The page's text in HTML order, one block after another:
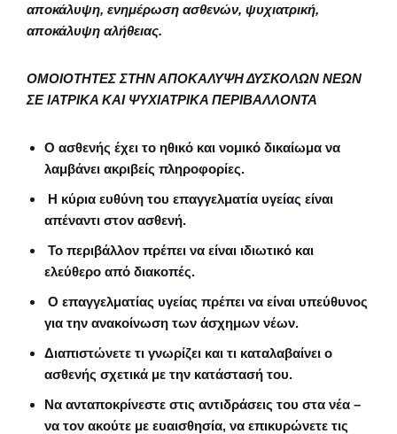
αποκάλυψη, ενημέρωση ασθενών, ψυχιατρική,
αποκάλυψη αλήθειας.
ΟΜΟΙΟΤΗΤΕΣ ΣΤΗΝ ΑΠΟΚΑΛΥΨΗ ΔΥΣΚΟΛΩΝ ΝΕΩΝ
ΣΕ ΙΑΤΡΙΚΑ ΚΑΙ ΨΥΧΙΑΤΡΙΚΑ ΠΕΡΙΒΑΛΛΟΝΤΑ
Ο ασθενής έχει το ηθικό και νομικό δικαίωμα να
λαμβάνει ακριβείς πληροφορίες.
Η κύρια ευθύνη του επαγγελματία υγείας είναι
απέναντι στον ασθενή.
Το περιβάλλον πρέπει να είναι ιδιωτικό και
ελεύθερο από διακοπές.
Ο επαγγελματίας υγείας πρέπει να είναι υπεύθυνος
για την ανακοίνωση των άσχημων νέων.
Διαπιστώνετε τι γνωρίζει και τι καταλαβαίνει ο
ασθενής σχετικά με την κατάστασή του.
Να ανταποκρίνεστε στις αντιδράσεις του στα νέα –
να τον ακούτε με ευαισθησία, να επικυρώνετε τις